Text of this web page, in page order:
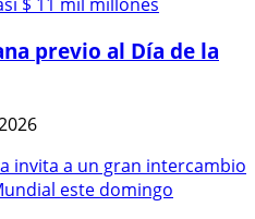
previo al Día de la